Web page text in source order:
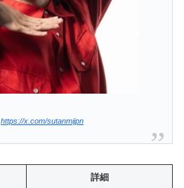
https://x.com/sutanmijpn
詳細